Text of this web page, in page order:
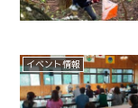
イベント情報